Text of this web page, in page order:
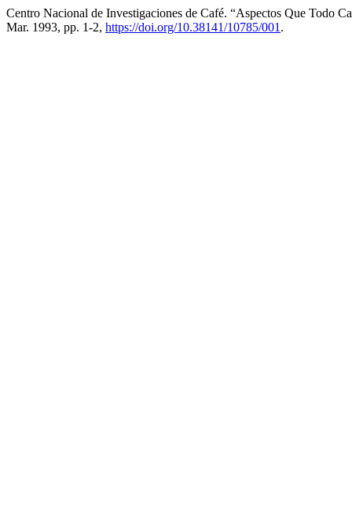
Centro Nacional de Investigaciones de Café. “Aspectos Que Todo
Mar. 1993, pp. 1-2, https://doi.org/10.38141/10785/001 .